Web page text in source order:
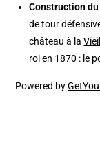
Construction
de tour
château à la
roi en 1870 : le
Powered by